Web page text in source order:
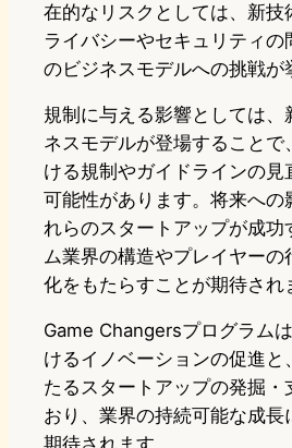
在的なリスクとしては、新技
ライバシーやセキュリティの
のビジネスモデルへの挑戦が
規制に与える影響としては、
ネスモデルが登場することで
ける規制やガイドラインの見
可能性があります。将来への
れらのスタートアップが成功
ム業界の構造やプレイヤーの
化をもたらすことが期待され
Game Changersプログラム
けるイノベーションの促進と
たるスタートアップの発掘・
おり、業界の持続可能な成長